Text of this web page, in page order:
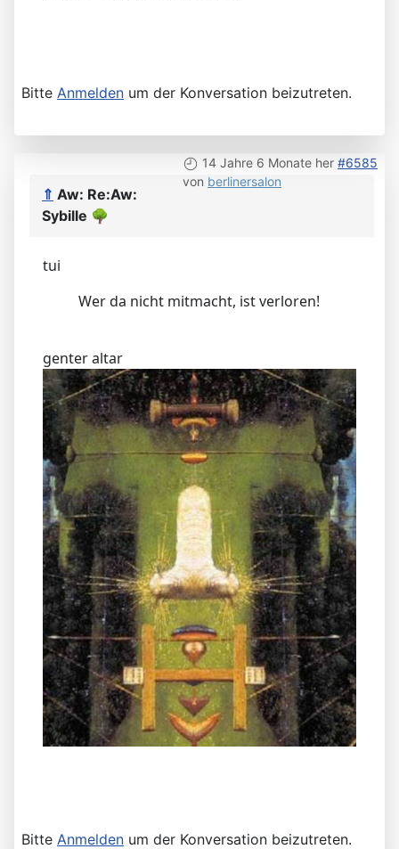
Bitte Anmelden um der Konversation beizutreten.
14 Jahre 6 Monate her #6585
von berlinersalon
⇑ Aw: Re:Aw:
Sybille 🌳
tui
Wer da nicht mitmacht, ist verloren!
genter altar
Bitte Anmelden um der Konversation beizutreten.